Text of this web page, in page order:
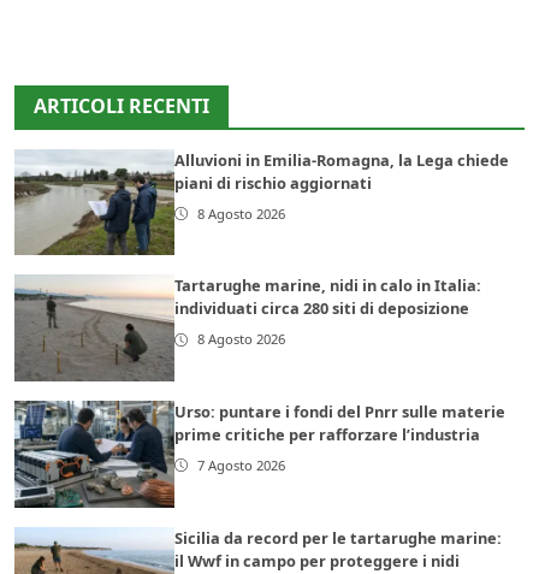
ARTICOLI RECENTI
Alluvioni in Emilia-Romagna, la Lega chiede
piani di rischio aggiornati
8 Agosto 2026
Tartarughe marine, nidi in calo in Italia:
individuati circa 280 siti di deposizione
8 Agosto 2026
Urso: puntare i fondi del Pnrr sulle materie
prime critiche per rafforzare l’industria
7 Agosto 2026
Sicilia da record per le tartarughe marine:
il Wwf in campo per proteggere i nidi